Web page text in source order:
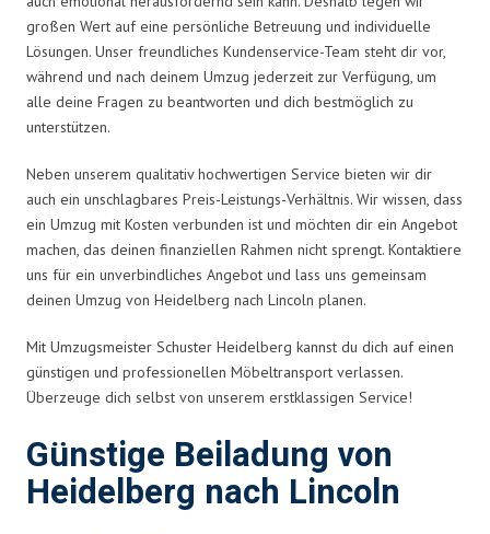
großen Wert auf eine persönliche Betreuung und individuelle
Lösungen. Unser freundliches Kundenservice-Team steht dir vor,
während und nach deinem Umzug jederzeit zur Verfügung, um
alle deine Fragen zu beantworten und dich bestmöglich zu
unterstützen.
Neben unserem qualitativ hochwertigen Service bieten wir dir
auch ein unschlagbares Preis-Leistungs-Verhältnis. Wir wissen, dass
ein Umzug mit Kosten verbunden ist und möchten dir ein Angebot
machen, das deinen finanziellen Rahmen nicht sprengt. Kontaktiere
uns für ein unverbindliches Angebot und lass uns gemeinsam
deinen Umzug von Heidelberg nach Lincoln planen.
Mit Umzugsmeister Schuster Heidelberg kannst du dich auf einen
günstigen und professionellen Möbeltransport verlassen.
Überzeuge dich selbst von unserem erstklassigen Service!
Günstige Beiladung von
Heidelberg nach Lincoln